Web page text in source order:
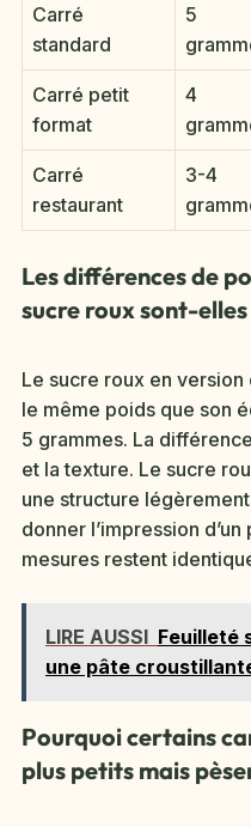
Carré
standard
5
Carré petit
format
4
Carré
restaurant
3-4
Les différences de
sucre roux sont-
Le sucre roux en
le même poids que son
5 grammes. La
et la texture. Le sucre
une structure
donner l’impression
mesures restent
LIRE AUSSI Feuilleté
une pâte
Pourquoi certains
plus petits mais